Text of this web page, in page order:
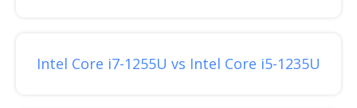
Intel Core i7-1255U vs Intel Core i5-1235U